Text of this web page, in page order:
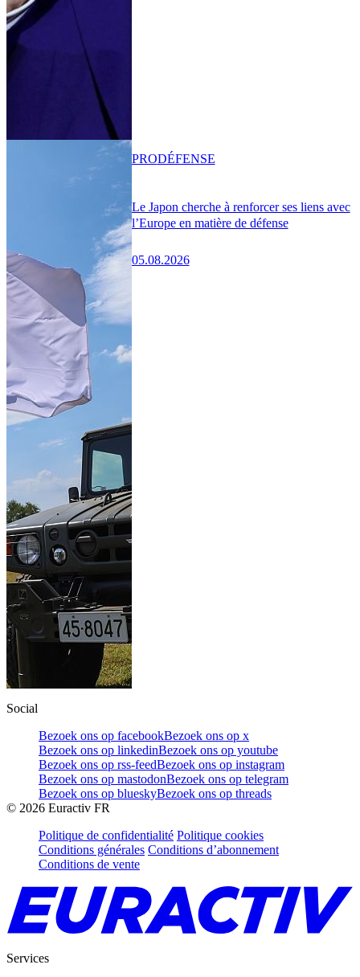
Le Japon cherche à renforcer ses liens avec
l’Europe en matière de défense
05.08.2026
PRODÉFENSE
Social
Bezoek ons op facebookBezoek ons op x
Bezoek ons op linkedinBezoek ons op youtube
Bezoek ons op rss-feedBezoek ons op instagram
Bezoek ons op mastodonBezoek ons op telegram
Bezoek ons op blueskyBezoek ons op threads
© 2026 Euractiv FR
Politique de confidentialité Politique cookies
Conditions générales Conditions d’abonnement
Conditions de vente
Services